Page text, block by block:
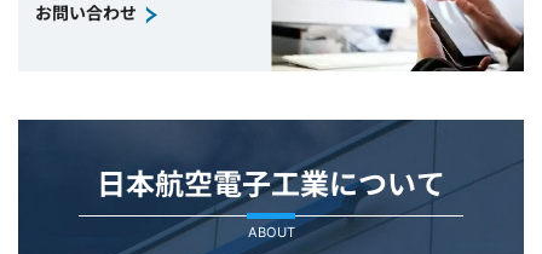
お問い合わせ
日本航空電子工業について
ABOUT